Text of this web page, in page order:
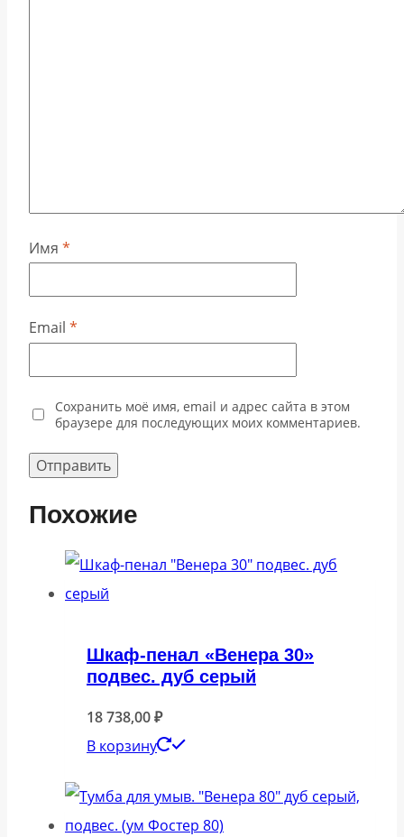
Имя *
Email *
Сохранить моё имя, email и адрес сайта в этом
браузере для последующих моих комментариев.
Похожие
Шкаф-пенал «Венера 30»
подвес. дуб серый
18 738,00₽
В корзину